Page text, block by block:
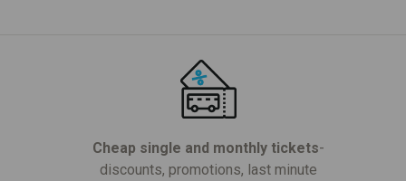
Cheap single and monthly tickets-
discounts, promotions, last minute